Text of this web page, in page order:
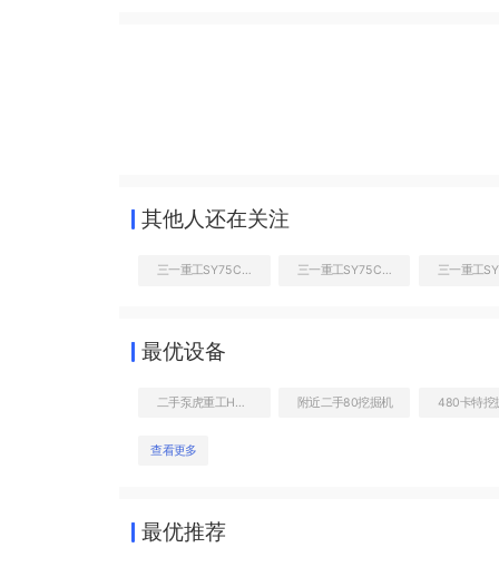
其他人还在关注
三一重工SY75C挖掘机 三一重工SY75C挖掘机
最优设备
附近二手80挖掘机
查看更多
最优推荐